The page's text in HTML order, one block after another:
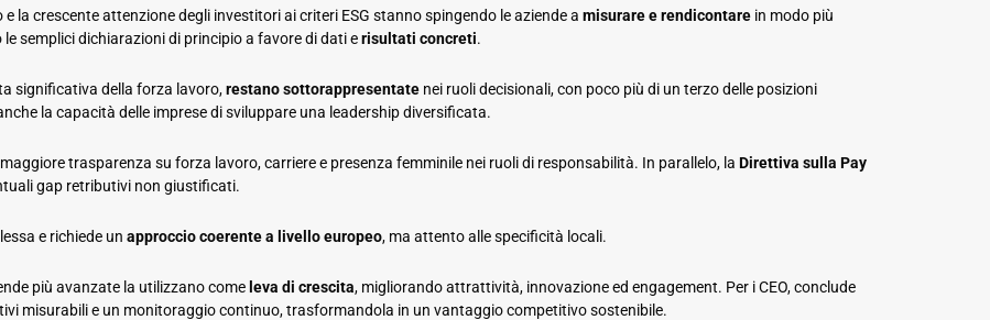
la crescente attenzione degli investitori ai criteri ESG stanno spingendo le aziende a misurare e rendicontare in modo più
semplici dichiarazioni di principio a favore di dati erisultati concreti.
significativa della forza lavoro,restano sottorappresentate nei ruoli decisionali, con poco più di un terzo delle posizioni
la capacità delle imprese di sviluppare una leadership diversificata.
trasparenza su forza lavoro, carriere e presenza femminile nei ruoli di responsabilità. In parallelo, la Direttiva sulla Pay
gap retributivi non giustificati.
e richiede un approccio coerente a livello europeo, ma attento alle specificità locali.
più avanzate la utilizzano come leva di crescita, migliorando attrattività, innovazione ed engagement. Per i CEO, conclude
misurabili e un monitoraggio continuo, trasformandola in un vantaggio competitivo sostenibile.